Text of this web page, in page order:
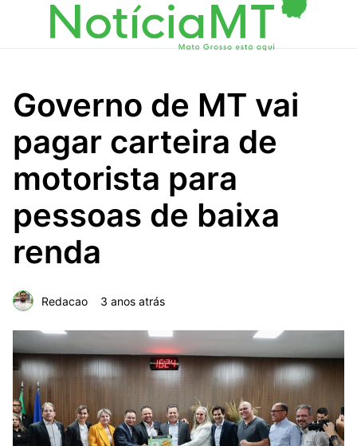
Governo de MT vai
pagar carteira de
motorista para
pessoas de baixa
renda
Redacao 3 anos atrás